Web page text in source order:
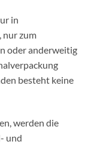
in
nur zum
oder anderweitig
besteht keine
werden die
und